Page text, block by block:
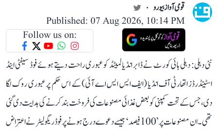
قومی آواز بیورو
Published: 07 Aug 2026, 10:14 PM
Follow us on:
نئی دہلی: دہلی ہائی کورٹ نے ڈابر انڈیا لمیٹڈ کو عبوری راحت دیتے ہوئے فوڈ سیفٹی اینڈ
اسٹینڈرڈز اتھارٹی آف انڈیا (ایف ایس ایس اے آئی) کے اس حکم پر عبوری روک لگا
دی، جس کے تحت کمپنی کو بعض غذائی مصنوعات کی فروخت بند کرنے کی ہدایت دی گئی
تھی۔ ان مصنوعات پر ’100 فیصد‘ جیسے دعوے درج ہونے پر فوڈ ریگولیٹر نے اعتراض